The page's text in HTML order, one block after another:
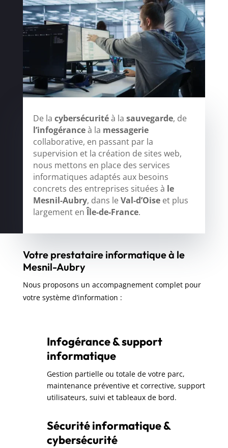
De la cybersécuritéà la sauvegarde, de
l’infogéranceà la messagerie
collaborative, en passant par la
supervision et la création de sites web,
nous mettons en place des services
informatiques adaptés aux besoins
concrets des entreprises situées à le
Mesnil-Aubry, dans leVal-d’Oiseet plus
largement enÎle-de-France.
Votre prestataire informatique à le
Mesnil-Aubry
Nous proposons un accompagnement complet pour
votre système d’information :
Infogérance & support
informatique
Gestion partielle ou totale de votre parc,
maintenance préventive et corrective, support
utilisateurs, suivi et tableaux de bord.
Sécurité informatique &
cybersécurité